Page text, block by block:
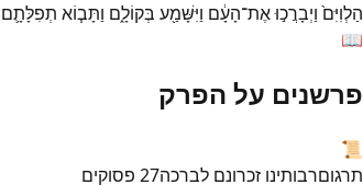
הַלְוִיִּם֙ וַיְבָרֲכ֣וּאֶת־הָעָ֔ם וַיִּשָּׁמַ֖ע בְּקוֹלָ֑ם וַתָּב֧וֹא תְפִלָּתָ֛ם
📖
פרשנים על הפרק
📜
תרגוםרבותינו זכרונם לברכה27 פסוקים